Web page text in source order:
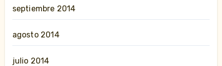
septiembre 2014
agosto 2014
julio 2014